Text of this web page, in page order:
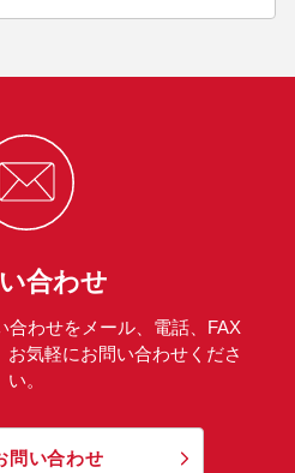
合わせ
合わせをメール、電話、FAX
気軽にお問い合わせくださ
い。
問い合わせ